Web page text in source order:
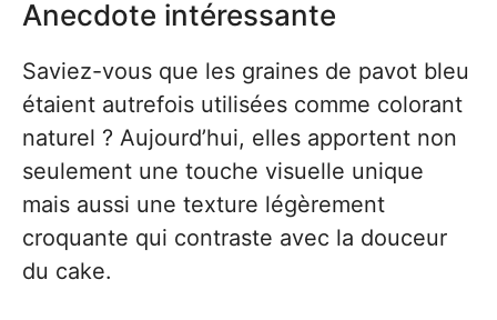
Anecdote intéressante
Saviez-vous que les graines de pavot bleu
étaient autrefois utilisées comme colorant
naturel ? Aujourd’hui, elles apportent non
seulement une touche visuelle unique
mais aussi une texture légèrement
croquante qui contraste avec la douceur
du cake.